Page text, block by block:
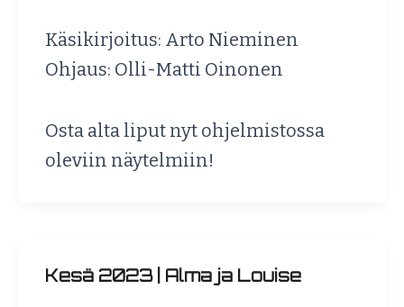
Käsikirjoitus: Arto Nieminen
Ohjaus: Olli-Matti Oinonen
Osta alta liput nyt ohjelmistossa
oleviin näytelmiin!
Kesä 2023 | Alma ja Louise